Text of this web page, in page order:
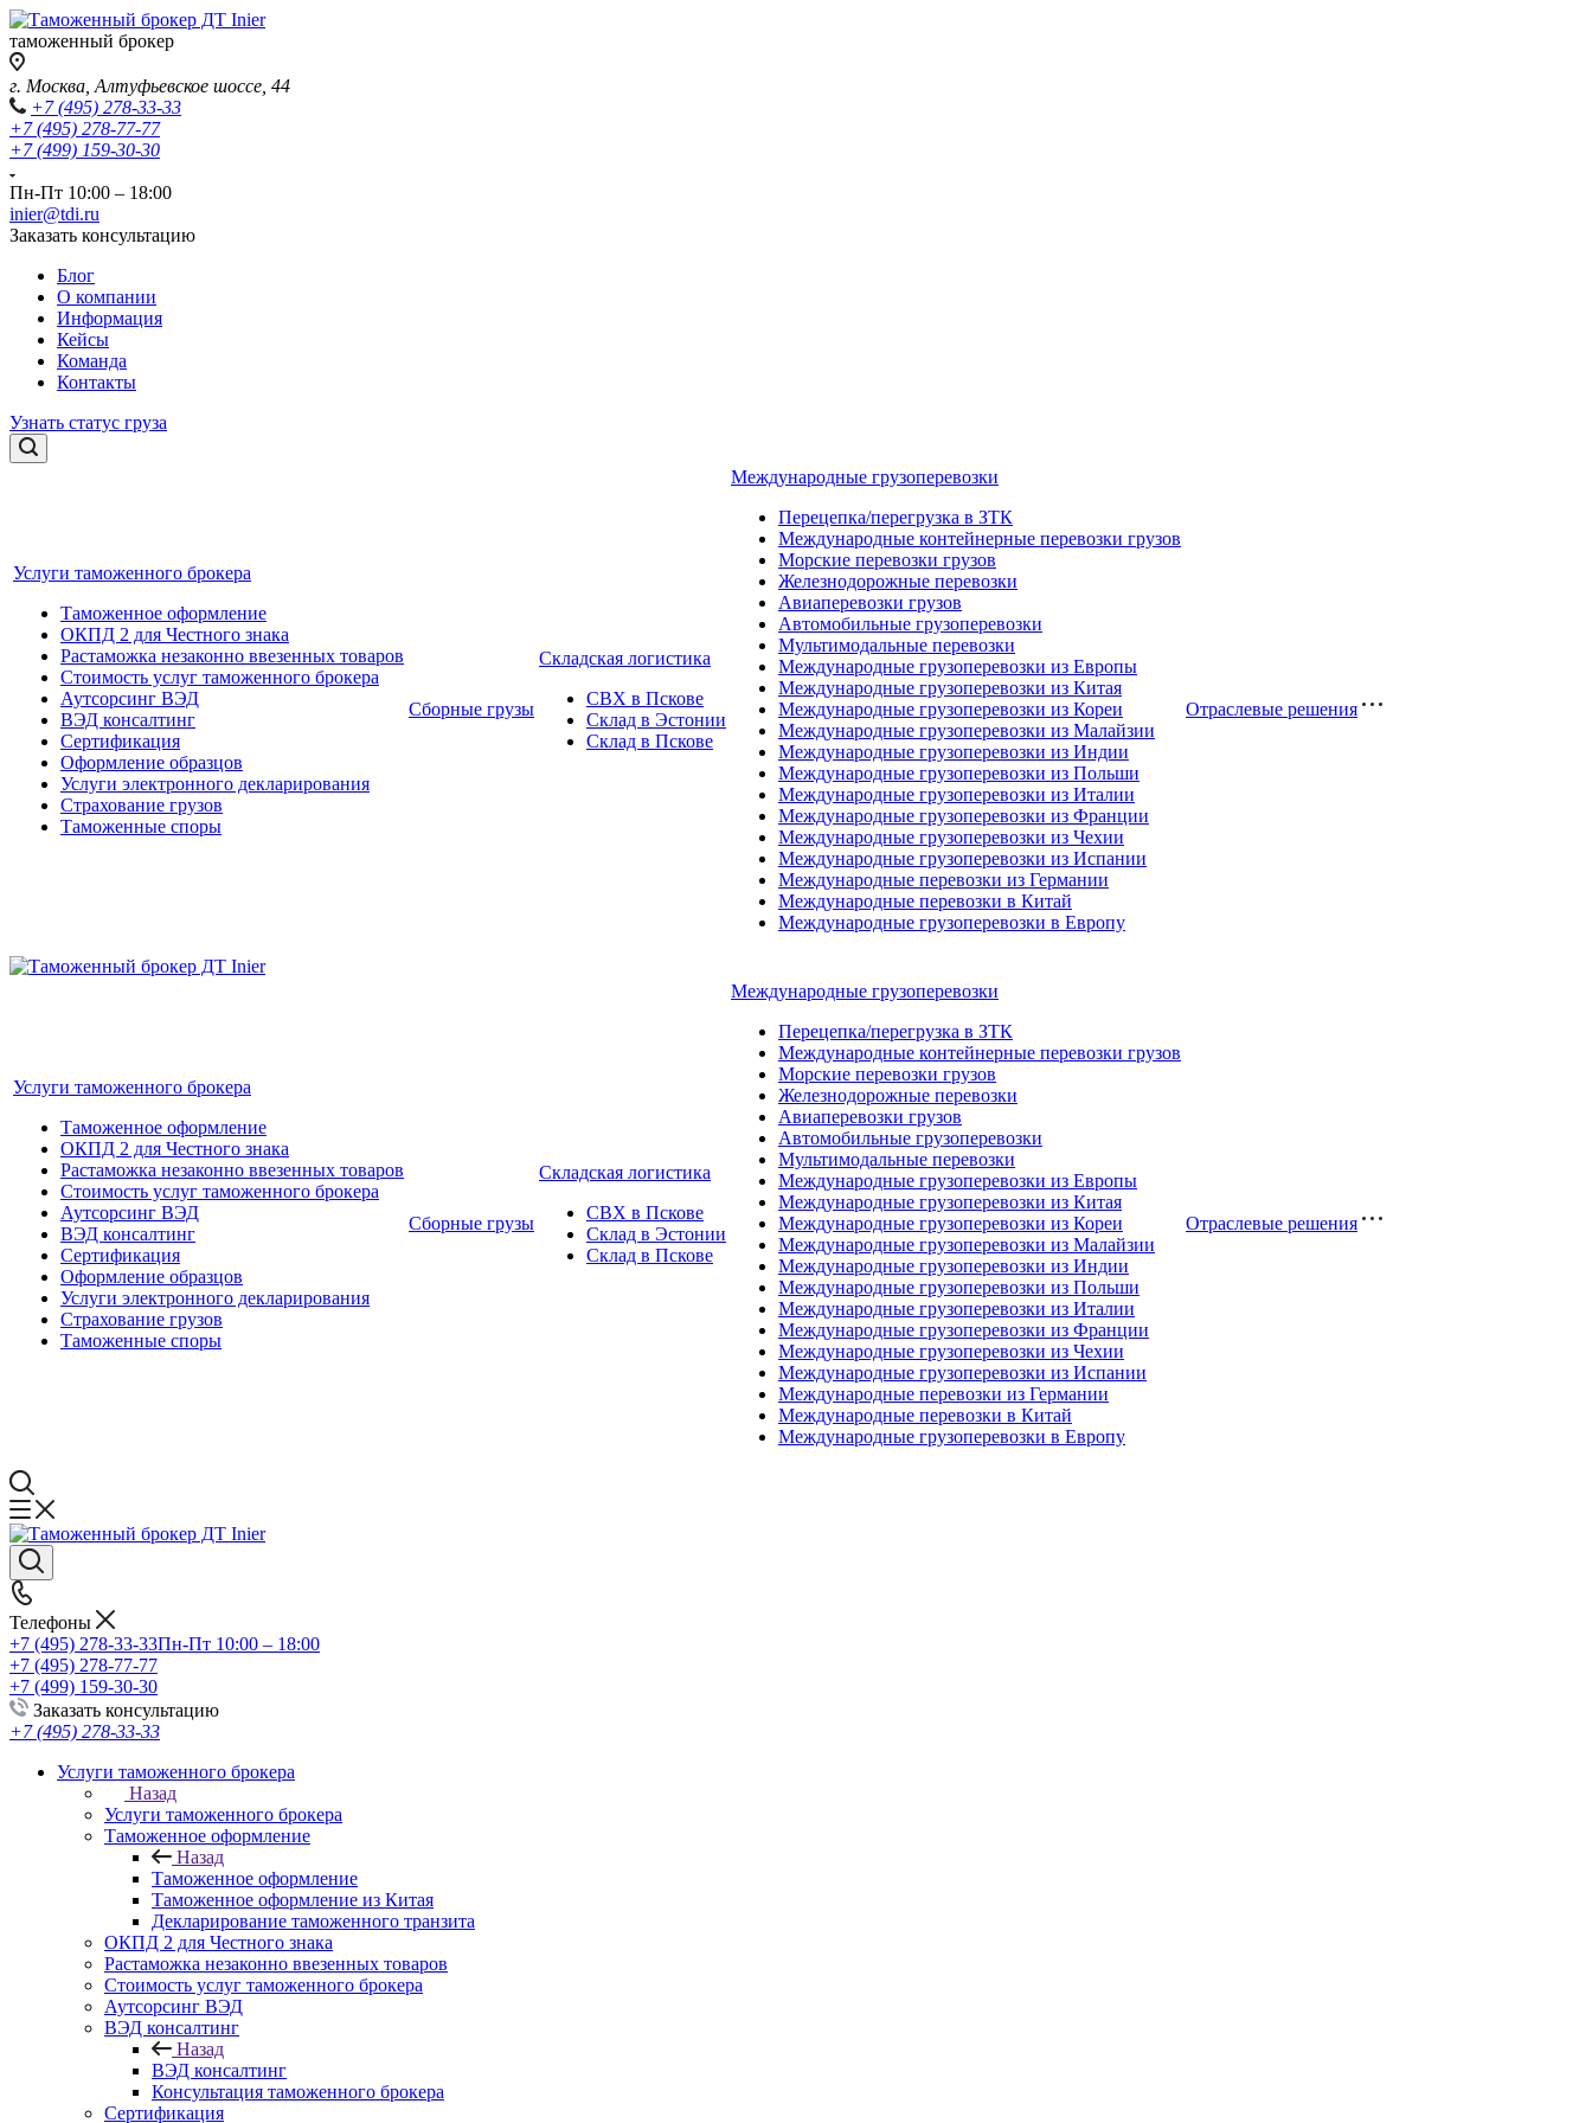
таможенный брокер
г. Москва, Алтуфьевское шоссе, 44
+7 (495) 278-33-33
+7 (495) 278-77-77
+7 (499) 159-30-30
Пн-Пт 10:00 – 18:00
inier@tdi.ru
Заказать консультацию
Блог
О компании
Информация
Кейсы
Команда
Контакты
Узнать статус груза
Услуги таможенного брокера
Таможенное оформление
ОКПД 2 для Честного знака
Растаможка незаконно ввезенных товаров
Стоимость услуг таможенного брокера
Аутсорсинг ВЭД
ВЭД консалтинг
Сертификация
Оформление образцов
Услуги электронного декларирования
Страхование грузов
Таможенные споры
Сборные грузы
Складская логистика
СВХ в Пскове
Склад в Эстонии
Склад в Пскове
Международные грузоперевозки
Перецепка/перегрузка в ЗТК
Международные контейнерные перевозки грузов
Морские перевозки грузов
Железнодорожные перевозки
Авиаперевозки грузов
Автомобильные грузоперевозки
Мультимодальные перевозки
Международные грузоперевозки из Европы
Международные грузоперевозки из Китая
Международные грузоперевозки из Кореи
Международные грузоперевозки из Малайзии
Международные грузоперевозки из Индии
Международные грузоперевозки из Польши
Международные грузоперевозки из Италии
Международные грузоперевозки из Франции
Международные грузоперевозки из Чехии
Международные грузоперевозки из Испании
Международные перевозки из Германии
Международные перевозки в Китай
Международные грузоперевозки в Европу
Отраслевые решения
Услуги таможенного брокера
Таможенное оформление
ОКПД 2 для Честного знака
Растаможка незаконно ввезенных товаров
Стоимость услуг таможенного брокера
Аутсорсинг ВЭД
ВЭД консалтинг
Сертификация
Оформление образцов
Услуги электронного декларирования
Страхование грузов
Таможенные споры
Сборные грузы
Складская логистика
СВХ в Пскове
Склад в Эстонии
Склад в Пскове
Международные грузоперевозки
Перецепка/перегрузка в ЗТК
Международные контейнерные перевозки грузов
Морские перевозки грузов
Железнодорожные перевозки
Авиаперевозки грузов
Автомобильные грузоперевозки
Мультимодальные перевозки
Международные грузоперевозки из Европы
Международные грузоперевозки из Китая
Международные грузоперевозки из Кореи
Международные грузоперевозки из Малайзии
Международные грузоперевозки из Индии
Международные грузоперевозки из Польши
Международные грузоперевозки из Италии
Международные грузоперевозки из Франции
Международные грузоперевозки из Чехии
Международные грузоперевозки из Испании
Международные перевозки из Германии
Международные перевозки в Китай
Международные грузоперевозки в Европу
Отраслевые решения
Телефоны
+7 (495) 278-33-33Пн-Пт 10:00 – 18:00
+7 (495) 278-77-77
+7 (499) 159-30-30
Заказать консультацию
+7 (495) 278-33-33
Услуги таможенного брокера
Назад
Услуги таможенного брокера
Таможенное оформление
Назад
Таможенное оформление
Таможенное оформление из Китая
Декларирование таможенного транзита
ОКПД 2 для Честного знака
Растаможка незаконно ввезенных товаров
Стоимость услуг таможенного брокера
Аутсорсинг ВЭД
ВЭД консалтинг
Назад
ВЭД консалтинг
Консультация таможенного брокера
Сертификация